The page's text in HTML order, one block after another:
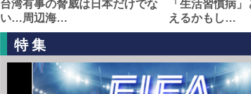
台湾有事の脅威は日本だけでな
い…周辺海…
「生活習慣病
えるかもし…
特集